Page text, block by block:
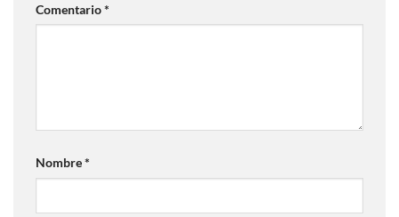
Comentario*
Nombre*